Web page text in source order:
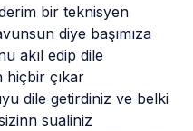
bir teknisyen
diye başımıza
akıl edip dile
hiçbir çıkar
dile getirdiniz ve belki
sualiniz